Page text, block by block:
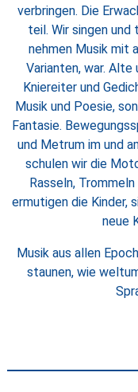
verbringen. Die
teil. Wir singen und
nehmen Musik mit
Varianten, war. Alte
Kniereiter und
Musik und Poesie,
Fantasie.
und Metrum im und
schulen wir die
Rasseln,
ermutigen die Kinder,
neue
Musik aus allen
staunen, wie